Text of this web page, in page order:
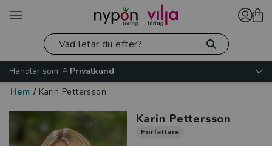
Handlar som:
Privatkund
Hem / Karin Pettersson
Karin Pettersson
Författare